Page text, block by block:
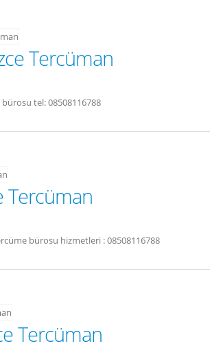
Tercüman
tel: 08508116788
Tercüman
bürosu hizmetleri : 08508116788
Tercüman